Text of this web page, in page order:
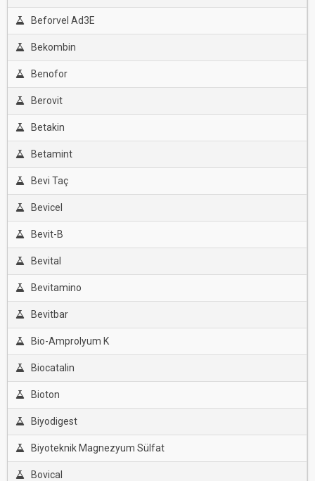
Beforvel Ad3E
Bekombin
Benofor
Berovit
Betakin
Betamint
Bevi Taç
Bevicel
Bevit-B
Bevital
Bevitamino
Bevitbar
Bio-Amprolyum K
Biocatalin
Bioton
Biyodigest
Biyoteknik Magnezyum Sülfat
Bovical